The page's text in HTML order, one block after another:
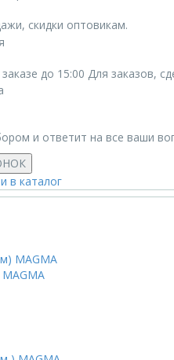
скидки оптовикам.
до 15:00 Для заказов,
и ответит на все ваши
в каталог